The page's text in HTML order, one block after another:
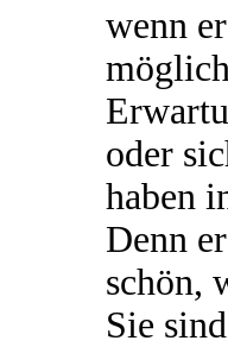
wenn
oder
haben
Denn
schön,
Sie